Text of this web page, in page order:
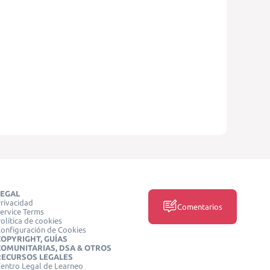
Terms
de cookies
de Cookies
GUÍAS
DSA & OTROS
LEGALES
Legal de Learneo
Comentarios